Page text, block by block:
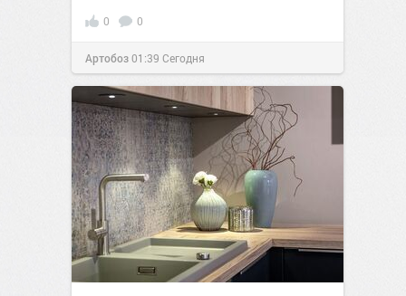
0 0
Артобоз01:39 Сегодня